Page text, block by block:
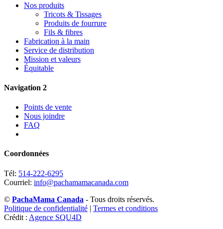
Nos produits
Tricots & Tissages
Produits de fourrure
Fils & fibres
Fabrication à la main
Service de distribution
Mission et valeurs
Équitable
Navigation 2
Points de vente
Nous joindre
FAQ
Coordonnées
Tél: 514-222-6295
Courriel: info@pachamamacanada.com
© PachaMama Canada - Tous droits réservés.
Politique de confidentialité | Termes et conditions
Crédit : Agence SQU4D